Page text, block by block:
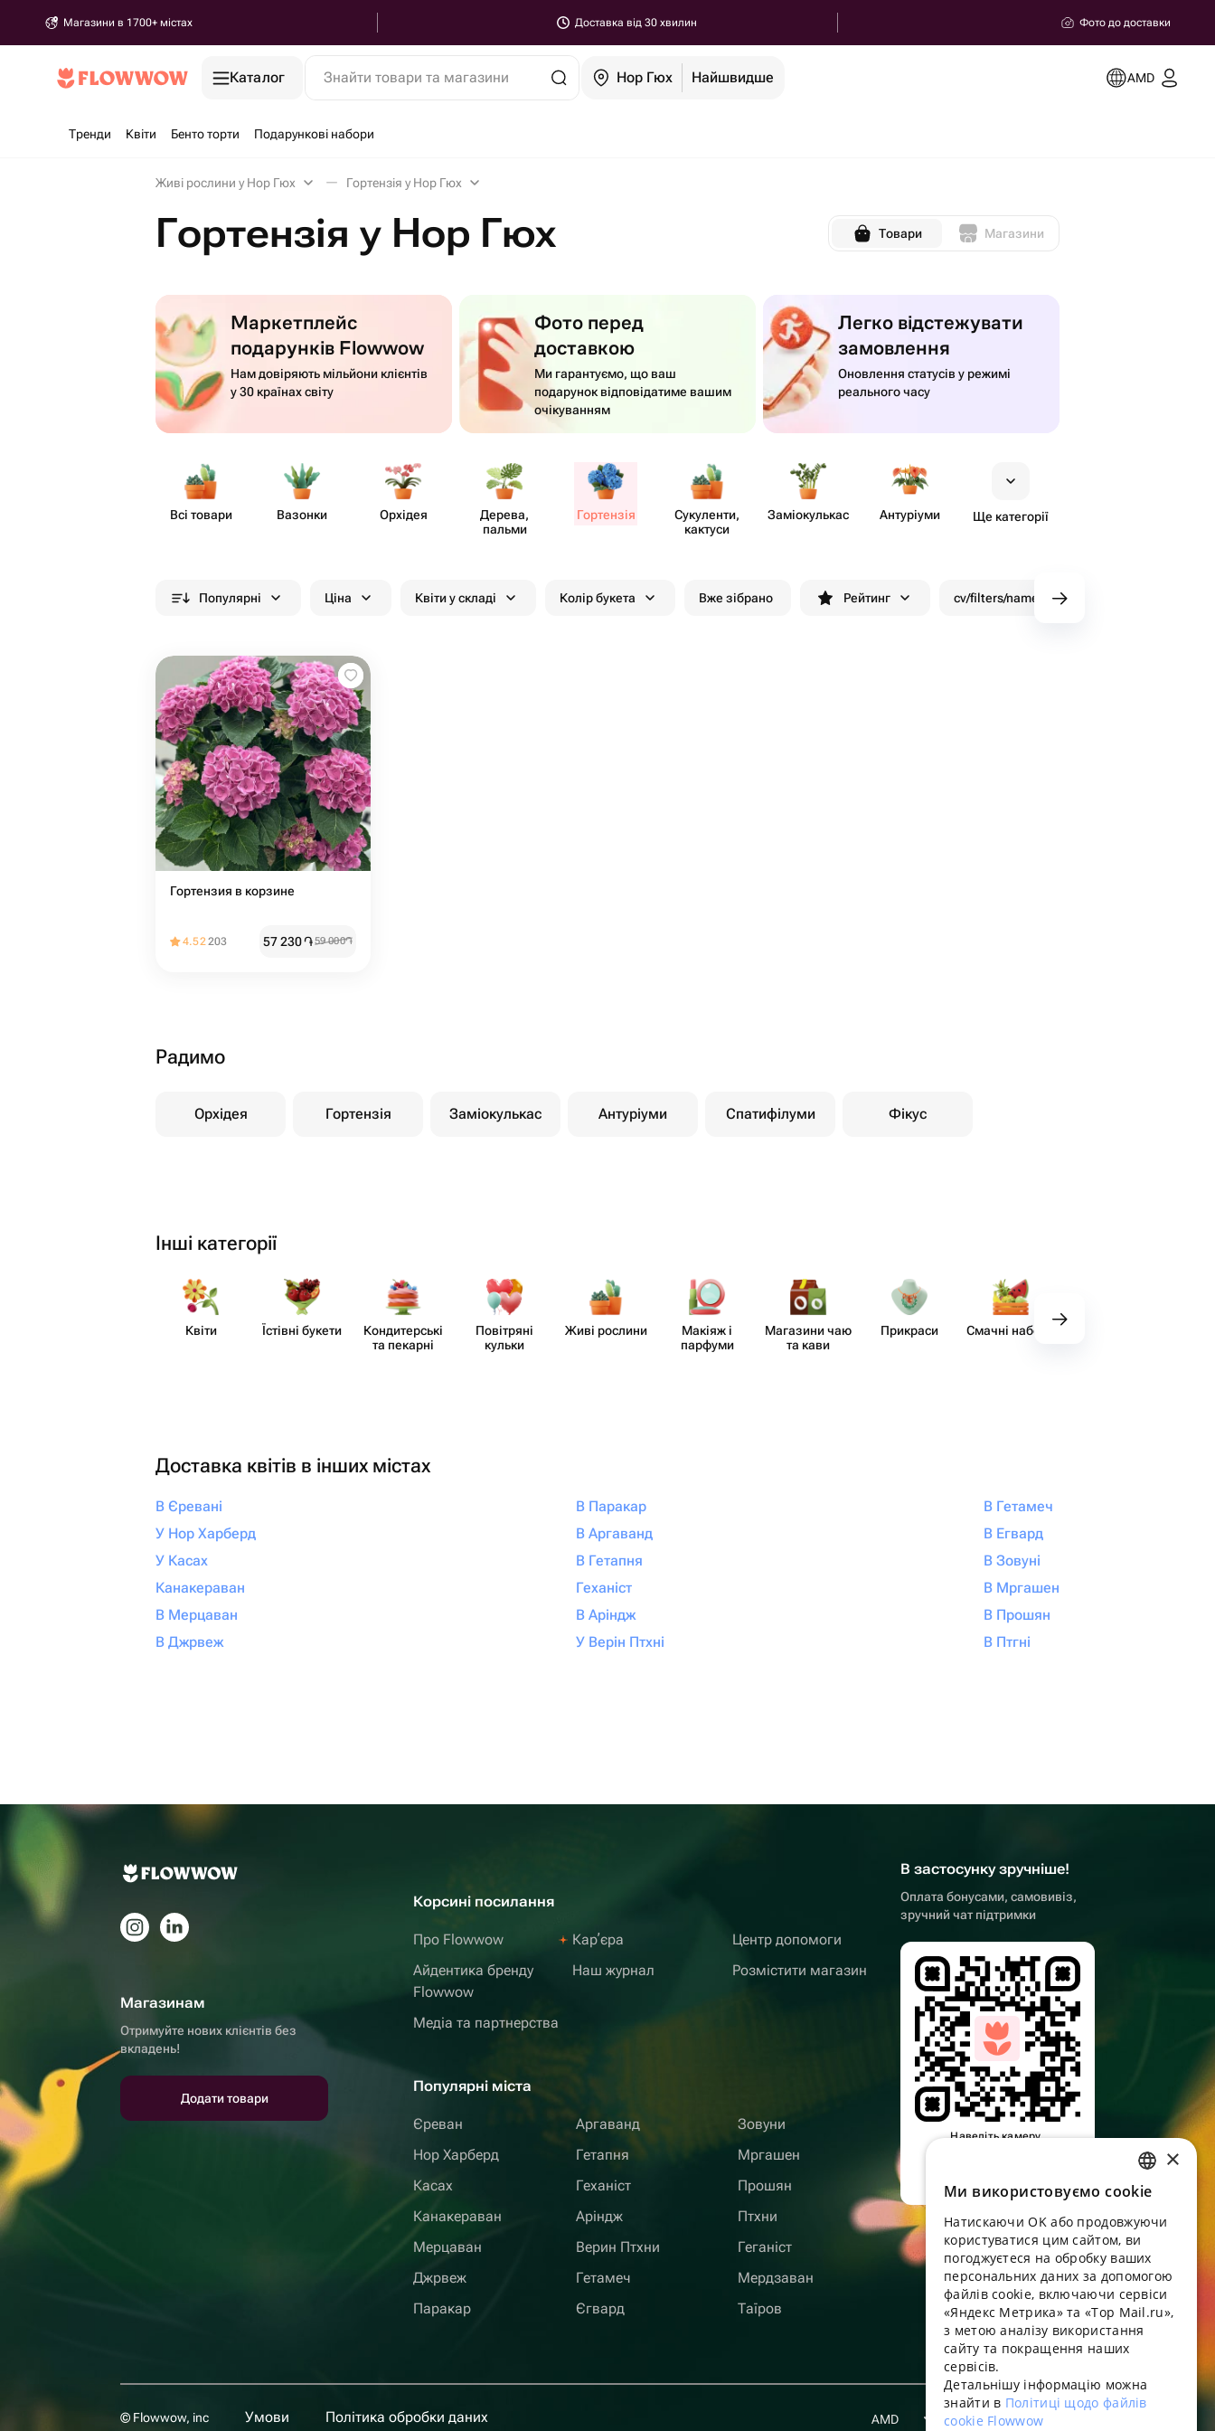
Магазини в 1700+ містах Доставка від 30 хвилин Фото до доставки
Каталог Знайти товари та магазини Нор Гюх Найшвидше AMD
Тренди Квіти Бенто торти Подарункові набори
Живі рослини у Нор Гюх Гортензія у Нор Гюх
Гортензія у Нор Гюх Товари Магазини
Маркетплейс
подарунків Flowwow
Нам довіряють мільйони клієнтів
у 30 країнах світу
Фото перед
доставкою
Ми гарантуємо, що ваш
подарунок відповідатиме вашим
очікуванням
Легко відстежувати
замовлення
Оновлення статусів у режимі
реального часу
Всі товари Вазонки Орхідея
Дерева,
пальми
Гортензія
Суку​ленти,
кактуси
Заміок​улькас Антуріуми Ще категорії
Популярні Ціна Квіти у складі Колір букета Вже зібрано Рейтинг cv/filters/name_fast_delivery
Гортензия в корзине
4.52203 57 230֏59 000֏
Радимо
Орхідея Гортензія Заміокулькас Антуріуми Спатифілуми Фікус
Інші категорії
Квіти Їстівні букети
Кондит​ерські
та пекарні
Повітряні
кульки
Живі рослини
Макіяж і
парфуми
Магазини чаю
та кави
Прикраси Смачні набори
Доставка квітів в інших містах
В Єревані
У Нор Харберд
У Касах
Канакераван
В Мерцаван
В Джрвеж
В Паракар
В Аргаванд
В Гетапня
Геханіст
В Аріндж
У Верін Птхні
В Гетамеч
В Егвард
В Зовуні
В Мргашен
В Прошян
В Птгні
Магазинам
Отримуйте нових клієнтів без
вкладень!
Додати товари
Корсині посилання
Про Flowwow
Айдентика бренду
Flowwow
Медіа та партнерства
Карʼєра
Наш журнал
Центр допомоги
Розмістити магазин
Популярні міста
Єреван
Нор Харберд
Касах
Канакераван
Мерцаван
Джрвеж
Паракар
Аргаванд
Гетапня
Геханіст
Аріндж
Верин Птхни
Гетамеч
Єгвард
Зовуни
Мргашен
Прошян
Птхни
Геганіст
Мердзаван
Таїров
В застосунку зручніше!
Оплата бонусами, самовивіз,
зручний чат підтримки
Наведіть камеру,
© Flowwow, inc Умови Політика обробки даних AMD Українська
RUSSIAN
ENGLISH
UKRAINIAN
PORTUGUESE
SPANISH
HUNGARIAN
FRENCH
×
Ми використовуємо cookie
Натискаючи OK або продовжуючи
користуватися цим сайтом, ви
погоджуєтеся на обробку ваших
персональних даних за допомогою
файлів cookie, включаючи сервіси
«Яндекс Метрика» та «Top Mail.ru»,
з метою аналізу використання
сайту та покращення наших
сервісів.
Детальнішу інформацію можна
знайти в Політиці щодо файлів
cookie Flowwow